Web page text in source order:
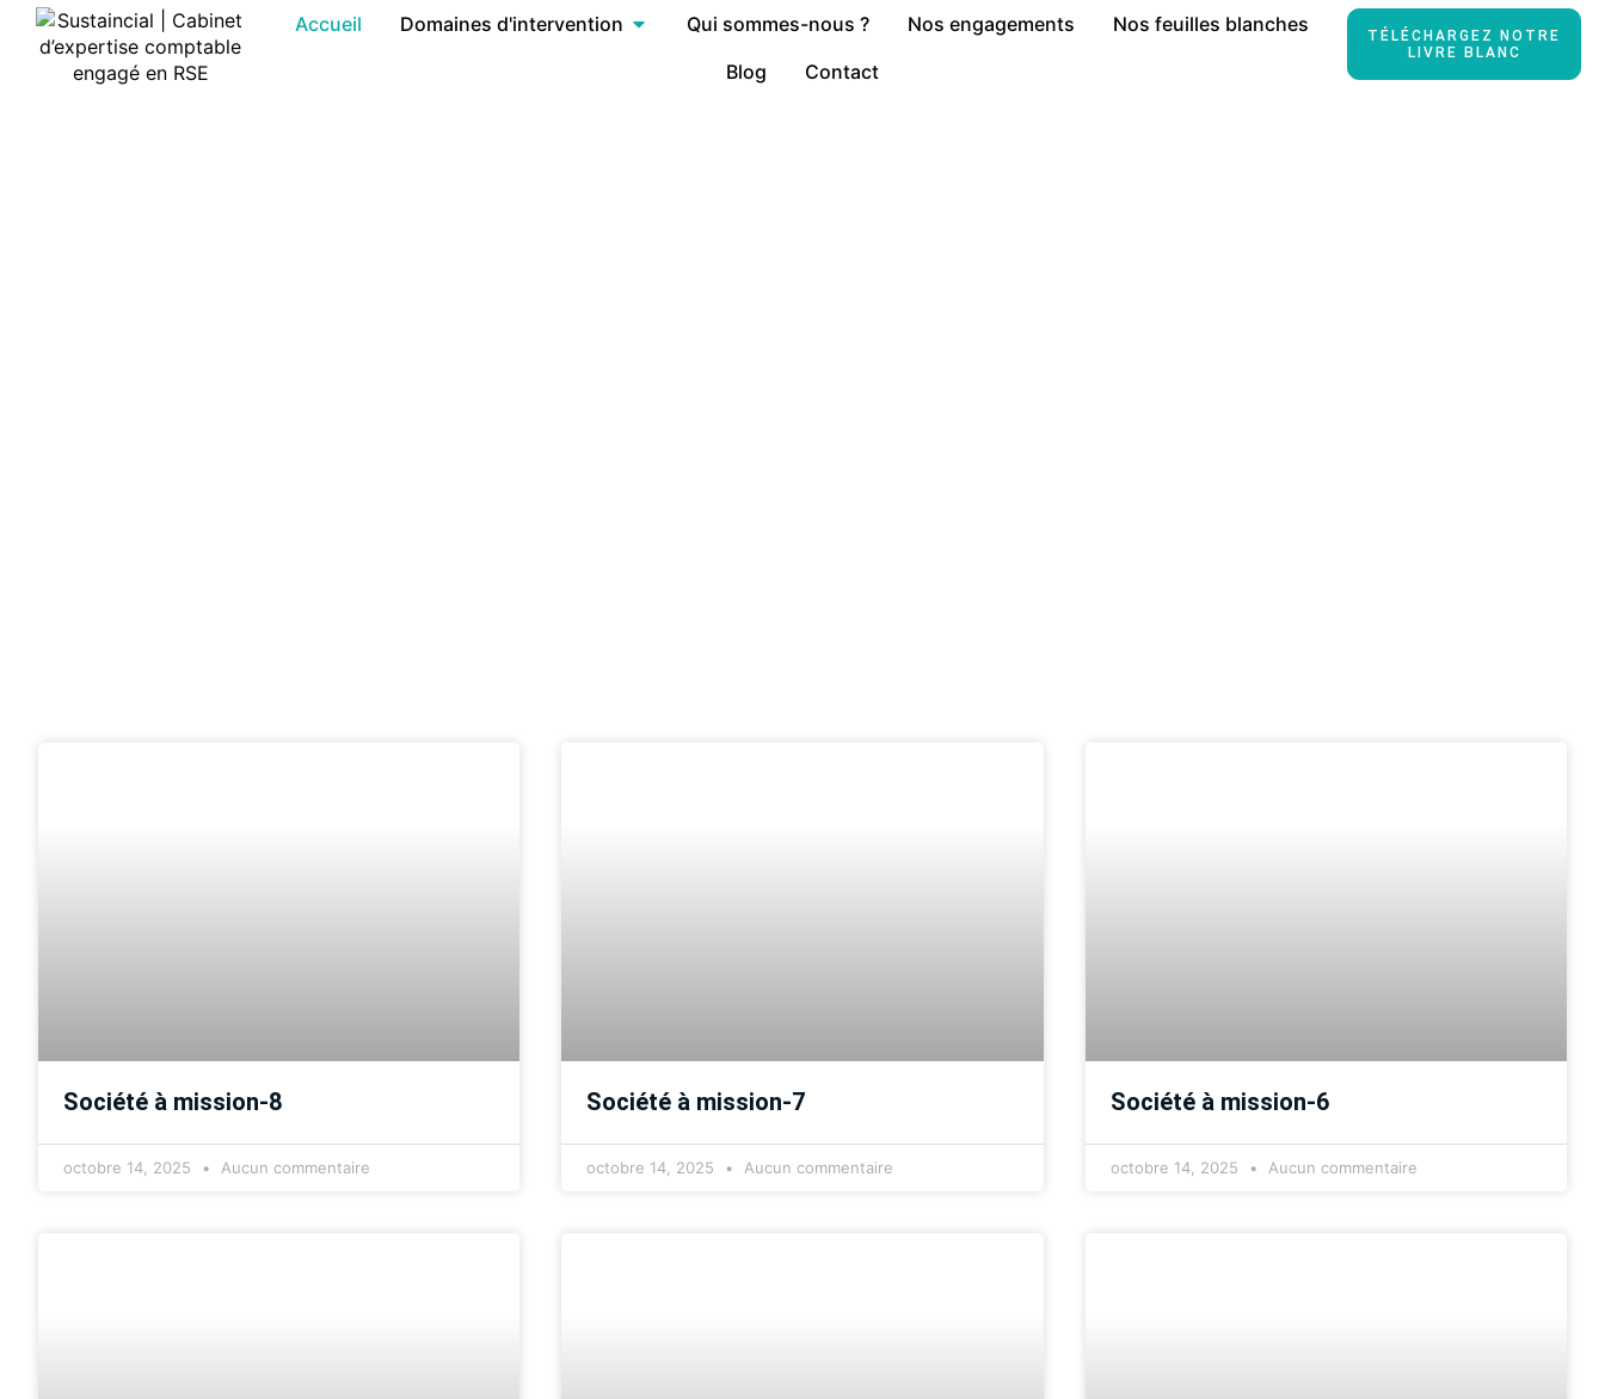
Accueil Domaines d'intervention Qui sommes-nous ? Nos engagements
Nos feuilles blanches
Blog
Contact
TÉLÉCHARGEZ NOTRE
LIVRE BLANC
Société à mission-8
octobre 14, 2025 Aucun commentaire
Société à mission-7
octobre 14, 2025 Aucun commentaire
Société à mission-6
octobre 14, 2025 Aucun commentaire